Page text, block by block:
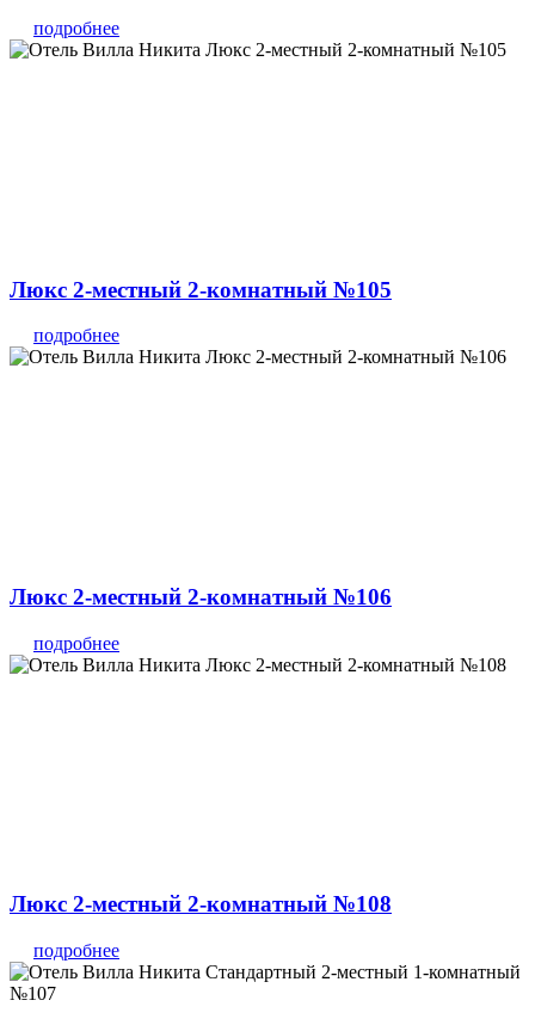
подробнее
Люкс 2-местный 2-комнатный №105
подробнее
Люкс 2-местный 2-комнатный №106
подробнее
Люкс 2-местный 2-комнатный №108
подробнее